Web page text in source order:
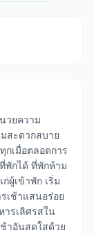
วยความ
สะดวกสบาย
กเมื่อตลอดการ
พักได้ ที่พักห้าม
ผู้เข้าพัก เริ่ม
เช้าแสนอร่อย
ารเลิศรสใน
าอันสดใสด้วย